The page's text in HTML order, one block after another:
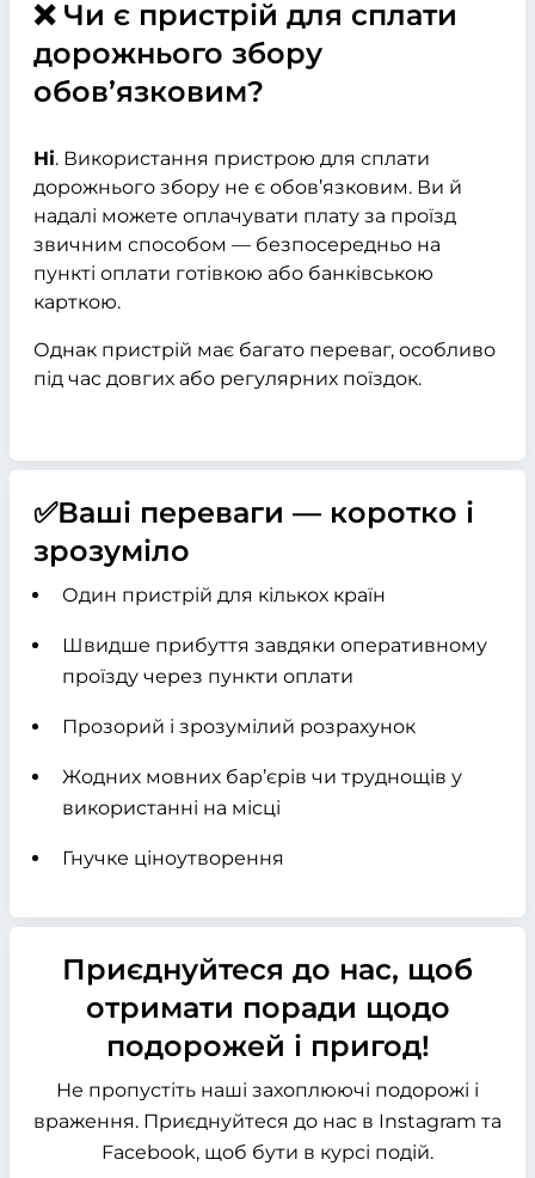
❌ Чи є пристрій для сплати
дорожнього збору
обов’язковим?
Ні. Використання пристрою для сплати
дорожнього збору не є обов’язковим. Ви й
надалі можете оплачувати плату за проїзд
звичним способом — безпосередньо на
пункті оплати готівкою або банківською
карткою.
Однак пристрій має багато переваг, особливо
під час довгих або регулярних поїздок.
✅Ваші переваги — коротко і
зрозуміло
Один пристрій для кількох країн
Швидше прибуття завдяки оперативному
проїзду через пункти оплати
Прозорий і зрозумілий розрахунок
Жодних мовних бар’єрів чи труднощів у
використанні на місці
Гнучке ціноутворення
Приєднуйтеся до нас, щоб
отримати поради щодо
подорожей і пригод!
Не пропустіть наші захоплюючі подорожі і
враження. Приєднуйтеся до нас в Instagram та
Facebook, щоб бути в курсі подій.